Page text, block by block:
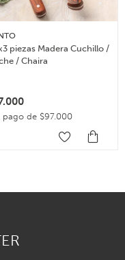
piezas Madera Cuchillo /
/ Chaira
pago de $97.000